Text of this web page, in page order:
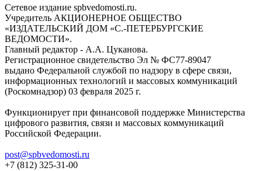
Сетевое издание spbvedomosti.ru.
Учредитель АКЦИОНЕРНОЕ ОБЩЕСТВО
«ИЗДАТЕЛЬСКИЙ ДОМ «С.-ПЕТЕРБУРГСКИЕ
ВЕДОМОСТИ».
Главный редактор - А.А. Цуканова.
Регистрационное свидетельство Эл № ФС77-89047
выдано Федеральной службой по надзору в сфере связи,
информационных технологий и массовых коммуникаций
(Роскомнадзор) 03 февраля 2025 г.
Функционирует при финансовой поддержке Министерства
цифрового развития, связи и массовых коммуникаций
Российской Федерации.
post@spbvedomosti.ru
+7 (812) 325-31-00